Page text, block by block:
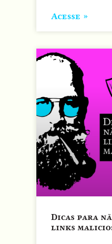
Acesse »
Dicas para
links